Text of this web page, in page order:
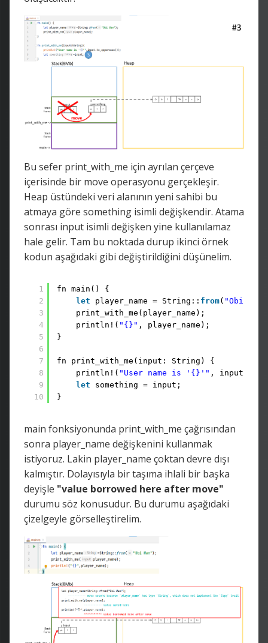
Bu sefer print_with_me için ayrılan çerçeve
içerisinde bir move operasyonu gerçekleşir.
Heap üstündeki veri alanının yeni sahibi bu
atmaya göre something isimli değişkendir. Atama
sonrası input isimli değişken yine kullanılamaz
hale gelir. Tam bu noktada durup ikinci örnek
kodun aşağıdaki gibi değiştirildiğini düşünelim.
1
2
3
4
5
6
7
8
9
10
fn main() {
let
player_name = String:: from( "Obi Wan"
print_with_me(player_name);
println!( "{}" , player_name);
}
fn print_with_me(input: String) {
println!( "User name is '{}'" ,
let
something = input;
}
main fonksiyonunda print_with_me çağrısından
sonra player_name değişkenini kullanmak
istiyoruz. Lakin player_name çoktan devre dışı
kalmıştır. Dolayısıyla bir taşıma ihlali bir başka
deyişle "value borrowed here after move"
durumu söz konusudur. Bu durumu aşağıdaki
çizelgeyle görselleştirelim.